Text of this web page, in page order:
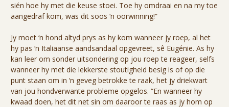
sién hoe hy met die keuse stoei. Toe hy omdraai en na my toe
aangedraf kom, was dit soos ‘n oorwinning!”
Jy moet ‘n hond altyd prys as hy kom wanneer jy roep, al het
hy pas ‘n Italiaanse aandsandaal opgevreet, sê Eugénie. As hy
kan leer om sonder uitsondering op jou roep te reageer, selfs
wanneer hy met die lekkerste stoutigheid besig is of op die
punt staan om in ‘n geveg betrokke te raak, het jy driekwart
van jou hondverwante probleme opgelos. “En wanneer hy
kwaad doen, het dit net sin om daaroor te raas as jy hom op